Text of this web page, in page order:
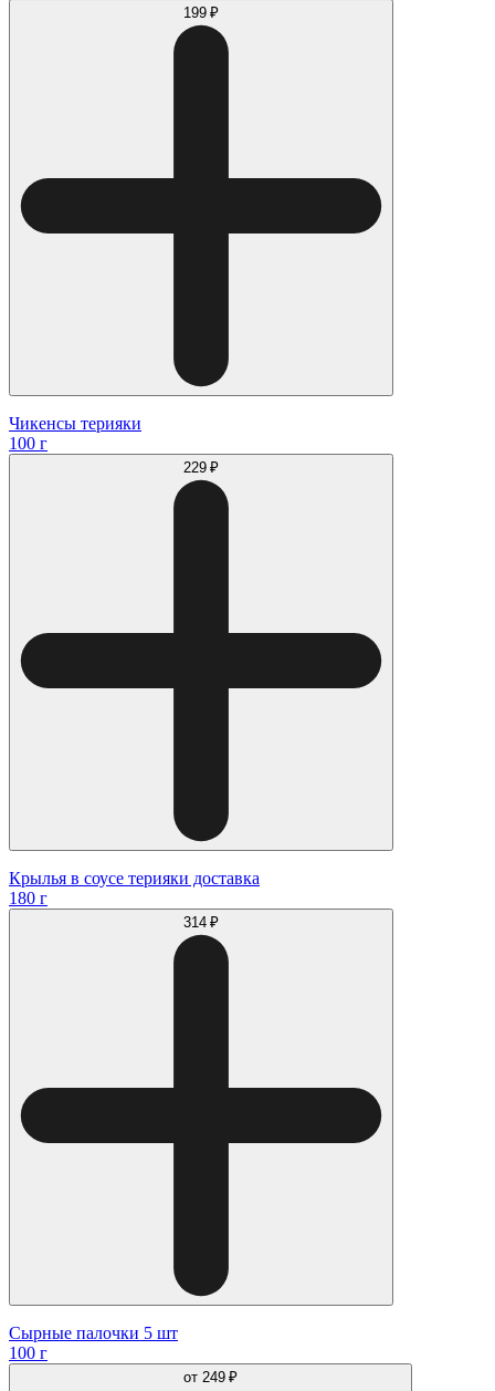
199 ₽
Чикенсы терияки
100 г
229 ₽
Крылья в соусе терияки доставка
180 г
314 ₽
Сырные палочки 5 шт
100 г
от 249 ₽